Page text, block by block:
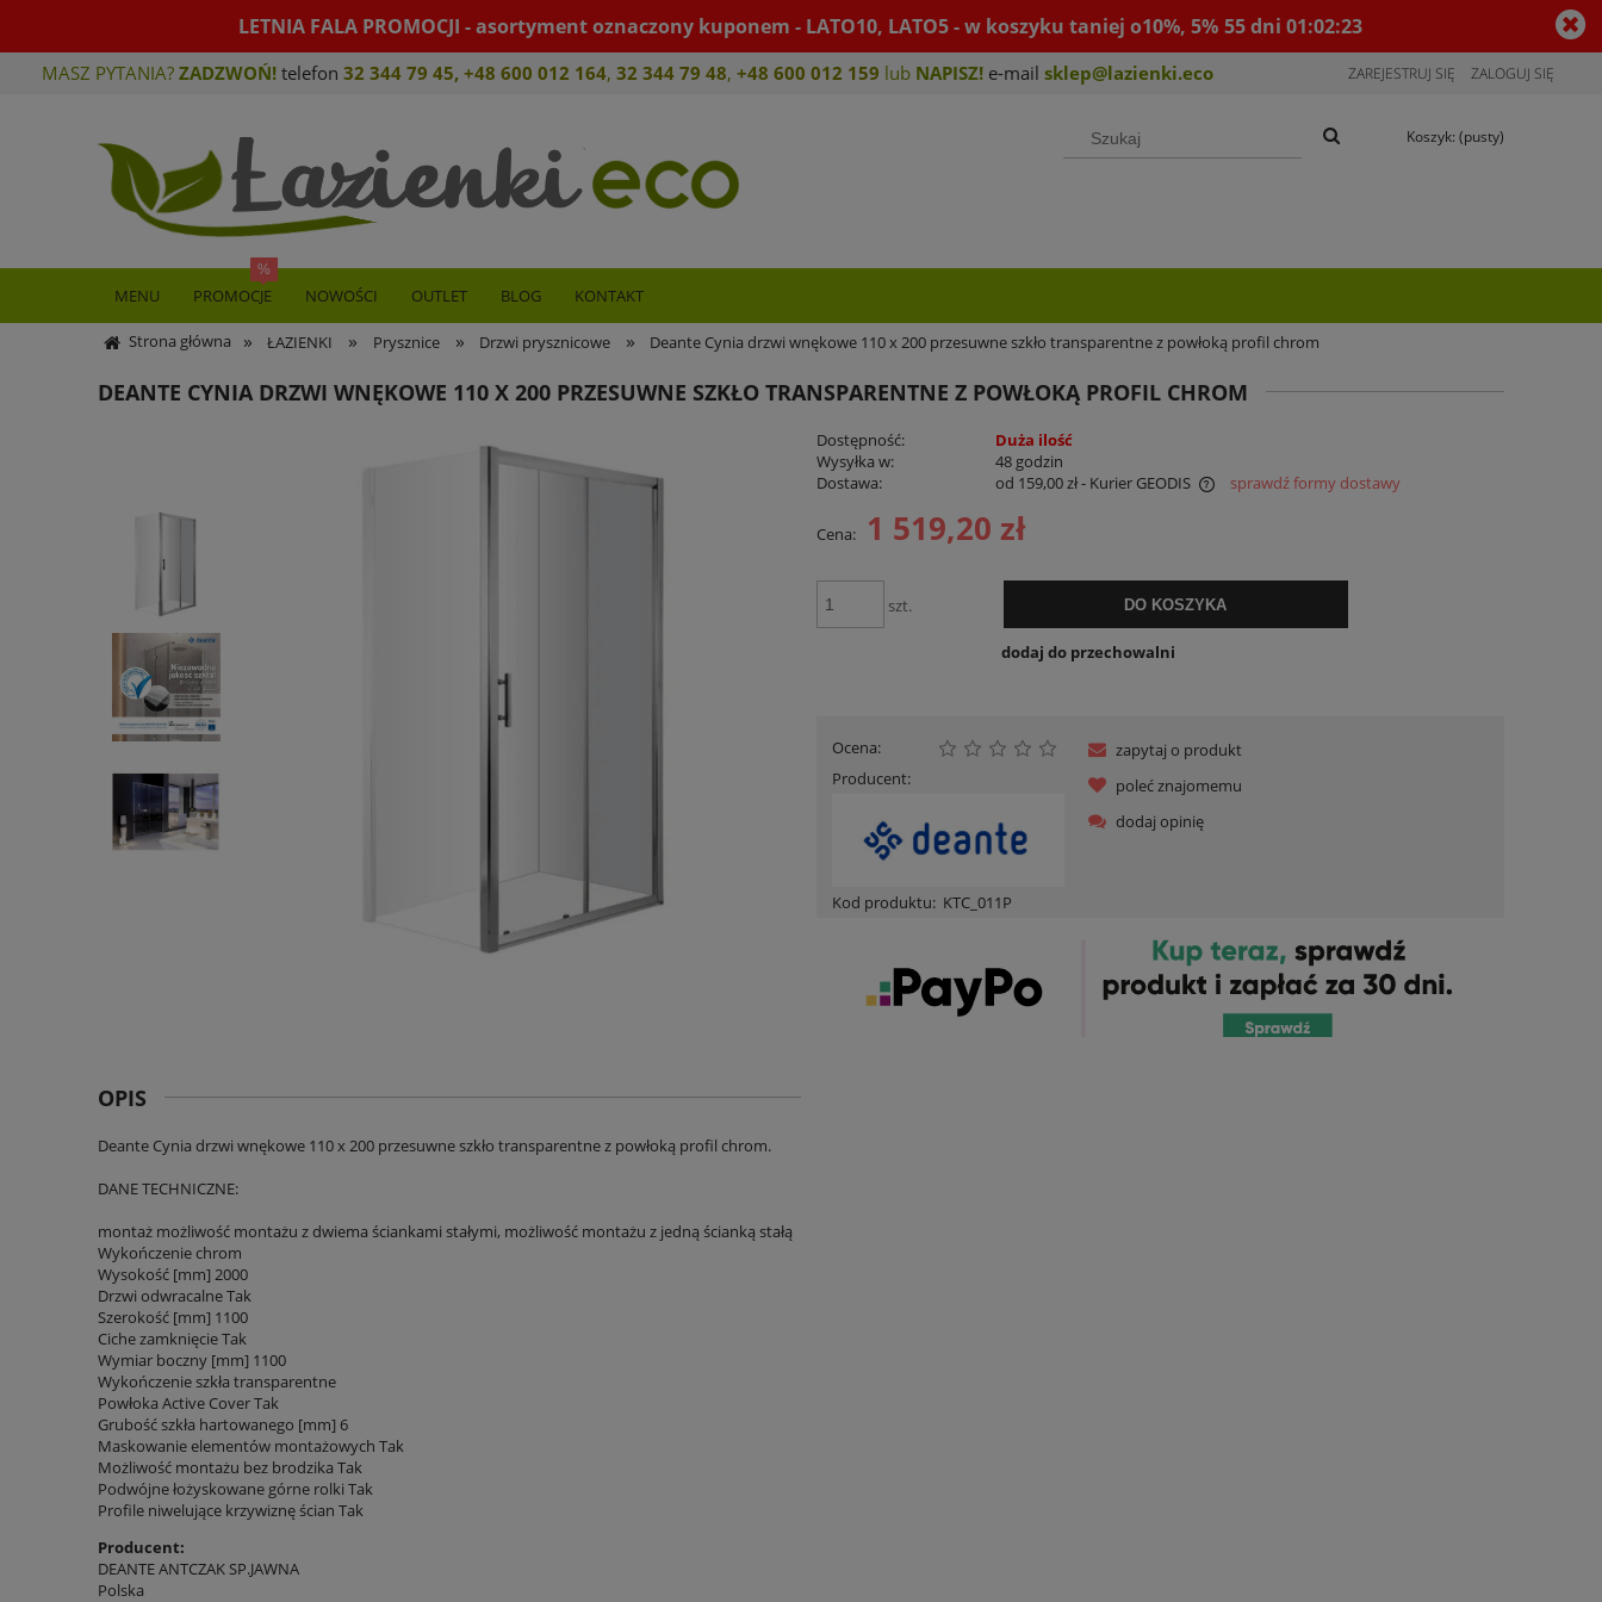
LETNIA FALA PROMOCJI - asortyment oznaczony kuponem - LATO10, LATO5 - w koszyku taniej o10%, 5% 55dni01:02:22
MASZ PYTANIA? ZADZWOŃ! telefon 32 344 79 45, +48 600 012 164, 32 344 79 48, +48 600 012 159 lub NAPISZ! e-mail sklep@lazienki.eco ZAREJESTRUJ SIĘ ZALOGUJ SIĘ
Koszyk: (pusty)
MENU PROMOCJE NOWOŚCI OUTLET BLOG KONTAKT
Strona główna » ŁAZIENKI » Prysznice » Drzwi prysznicowe » Deante Cynia drzwi wnękowe 110 x 200 przesuwne szkło transparentne z powłoką profil chrom
DEANTE CYNIA DRZWI WNĘKOWE 110 X 200 PRZESUWNE SZKŁO TRANSPARENTNE Z POWŁOKĄ PROFIL CHROM
Dostępność:
Duża ilość
Wysyłka w:
48 godzin
Dostawa:
od 159,00 zł- Kurier GEODIS
Cena nie zawiera ewentualnych kosztów
sprawdź formy dostawy
Cena: 1 519,20 zł
szt. DO KOSZYKA
dodaj do przechowalni
Ocena:
Producent:
Kod produktu: KTC_011P
zapytaj o produkt
poleć znajomemu
dodaj opinię
OPIS
Deante Cynia drzwi wnękowe 110 x 200 przesuwne szkło transparentne z powłoką profil chrom.
DANE TECHNICZNE:
montaż możliwość montażu z dwiema ściankami stałymi, możliwość montażu z jedną ścianką stałą
Wykończenie chrom
Wysokość [mm] 2000
Drzwi odwracalne Tak
Szerokość [mm] 1100
Ciche zamknięcie Tak
Wymiar boczny [mm] 1100
Wykończenie szkła transparentne
Powłoka Active Cover Tak
Grubość szkła hartowanego [mm] 6
Maskowanie elementów montażowych Tak
Możliwość montażu bez brodzika Tak
Podwójne łożyskowane górne rolki Tak
Profile niwelujące krzywiznę ścian Tak
Producent:
DEANTE ANTCZAK SP.JAWNA
Polska